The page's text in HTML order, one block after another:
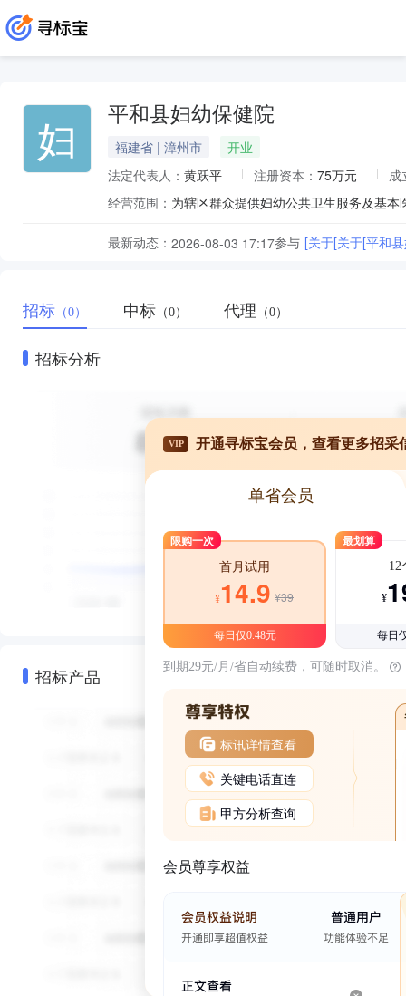
妇 平和县妇幼保健院
福建省 | 漳州市
开业
法定代表人： 黄跃平 注册资本： 75万元
成
经营范围： 为辖区群众提供妇幼公共卫生服务及基本
最新动态： 2026-08-03 17:17参与 [关于[关于[平和
招标 （0） 中标 （0） 代理 （0）
招标分析
招标产品
VIP 开通寻标宝会员，查看更多招采
单省会员
限购一次
首月试用
¥14.9 ¥39
每日仅0.48元
最划算
12
¥
每日
到期29元/月/省自动续费，可随时取消。
标讯详情查看
关键电话直连
甲方分析查询
会员尊享权益